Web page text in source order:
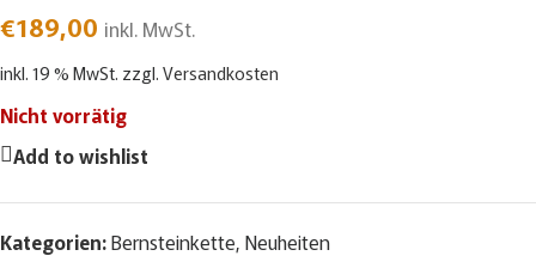
€189,00 inkl. MwSt.
inkl. 19 % MwSt. zzgl.Versandkosten
Nicht vorrätig
Add to wishlist
Kategorien:Bernsteinkette, Neuheiten